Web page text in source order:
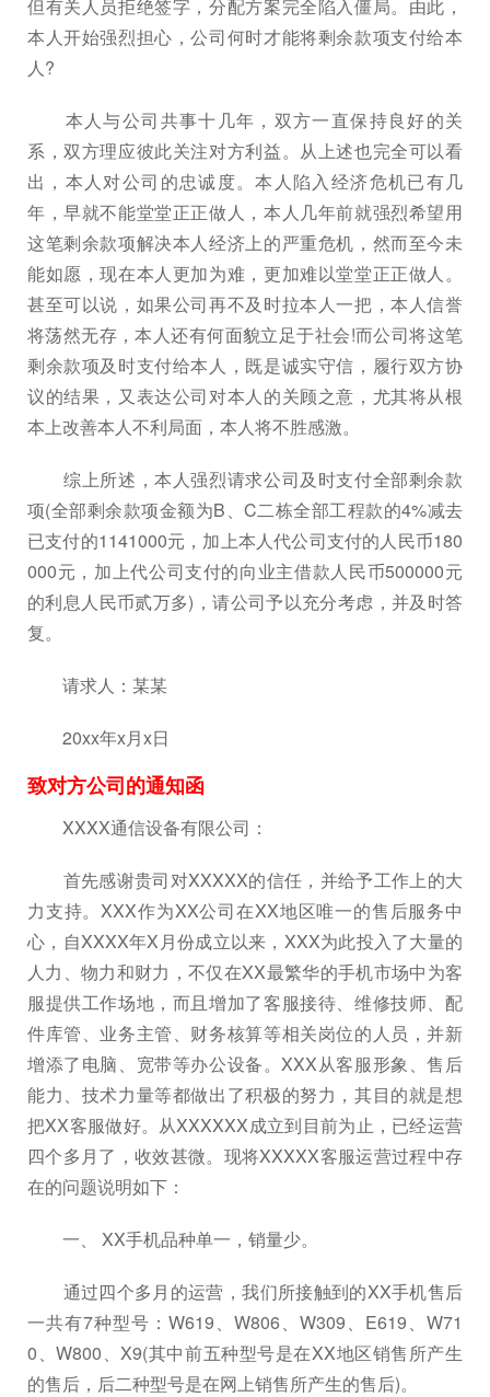
但有关人员拒绝签字，分配方案完全陷入僵局。由此，
本人开始强烈担心，公司何时才能将剩余款项支付给本
人?
本人与公司共事十几年，双方一直保持良好的关
系，双方理应彼此关注对方利益。从上述也完全可以看
出，本人对公司的忠诚度。本人陷入经济危机已有几
年，早就不能堂堂正正做人，本人几年前就强烈希望用
这笔剩余款项解决本人经济上的严重危机，然而至今未
能如愿，现在本人更加为难，更加难以堂堂正正做人。
甚至可以说，如果公司再不及时拉本人一把，本人信誉
将荡然无存，本人还有何面貌立足于社会!而公司将这笔
剩余款项及时支付给本人，既是诚实守信，履行双方协
议的结果，又表达公司对本人的关顾之意，尤其将从根
本上改善本人不利局面，本人将不胜感激。
综上所述，本人强烈请求公司及时支付全部剩余款
项(全部剩余款项金额为B、C二栋全部工程款的4%减去
已支付的1141000元，加上本人代公司支付的人民币180
000元，加上代公司支付的向业主借款人民币500000元
的利息人民币贰万多)，请公司予以充分考虑，并及时答
复。
请求人：某某
20xx年x月x日
致对方公司的通知函
XXXX通信设备有限公司：
首先感谢贵司对XXXXX的信任，并给予工作上的大
力支持。XXX作为XX公司在XX地区唯一的售后服务中
心，自XXXX年X月份成立以来，XXX为此投入了大量的
人力、物力和财力，不仅在XX最繁华的手机市场中为客
服提供工作场地，而且增加了客服接待、维修技师、配
件库管、业务主管、财务核算等相关岗位的人员，并新
增添了电脑、宽带等办公设备。XXX从客服形象、售后
能力、技术力量等都做出了积极的努力，其目的就是想
把XX客服做好。从XXXXXX成立到目前为止，已经运营
四个多月了，收效甚微。现将XXXXX客服运营过程中存
在的问题说明如下：
一、 XX手机品种单一，销量少。
通过四个多月的运营，我们所接触到的XX手机售后
一共有7种型号：W619、W806、W309、E619、W71
0、W800、X9(其中前五种型号是在XX地区销售所产生
的售后，后二种型号是在网上销售所产生的售后)。